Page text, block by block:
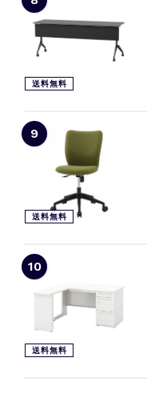
送料無料
9
送料無料
10
送料無料